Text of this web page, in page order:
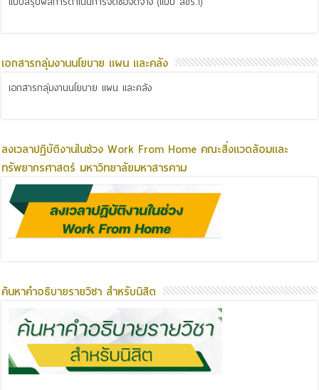
เอกสารกลุ่มงานนโยบาย แผน และคลัง
เอกสารกลุ่มงานนโยบาย แผน และคลัง
ลงเวลาปฏิบัติงานในช่วง Work From Home คณะสิ่งแวดล้อมและ
ทรัพยากรศาสตร์ มหาวิทยาลัยมหาสารคาม
ค้นหาคำอธิบายรายวิชา สำหรับนิสิต